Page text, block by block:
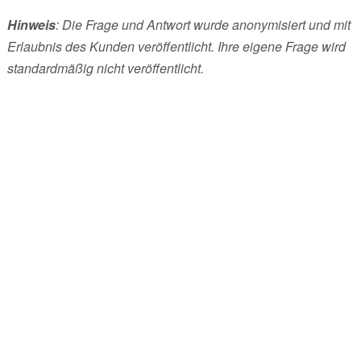
Hinweis: Die Frage und Antwort wurde anonymisiert und mit
Erlaubnis des Kunden veröffentlicht. Ihre eigene Frage wird
standardmäßig nicht veröffentlicht.